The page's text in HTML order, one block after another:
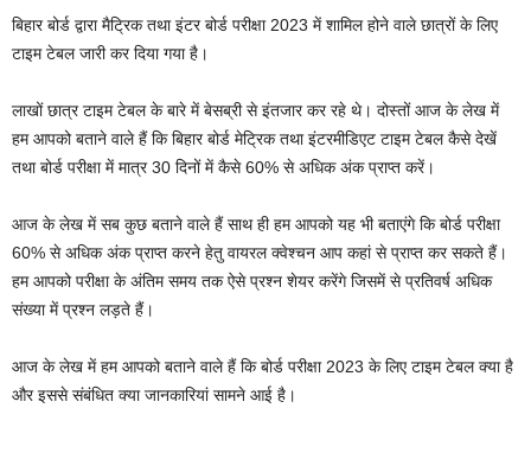
बिहार बोर्ड द्वारा मैट्रिक तथा इंटर बोर्ड परीक्षा 2023 में शामिल होने वाले छात्रों के लिए
टाइम टेबल जारी कर दिया गया है।
लाखों छात्र टाइम टेबल के बारे में बेसब्री से इंतजार कर रहे थे। दोस्तों आज के लेख में
हम आपको बताने वाले हैं कि बिहार बोर्ड मेट्रिक तथा इंटरमीडिएट टाइम टेबल कैसे देखें
तथा बोर्ड परीक्षा में मात्र 30 दिनों में कैसे 60% से अधिक अंक प्राप्त करें।
आज के लेख में सब कुछ बताने वाले हैं साथ ही हम आपको यह भी बताएंगे कि बोर्ड परीक्षा
60% से अधिक अंक प्राप्त करने हेतु वायरल क्वेश्चन आप कहां से प्राप्त कर सकते हैं।
हम आपको परीक्षा के अंतिम समय तक ऐसे प्रश्न शेयर करेंगे जिसमें से प्रतिवर्ष अधिक
संख्या में प्रश्न लड़ते हैं।
आज के लेख में हम आपको बताने वाले हैं कि बोर्ड परीक्षा 2023 के लिए टाइम टेबल क्या है
और इससे संबंधित क्या जानकारियां सामने आई है।